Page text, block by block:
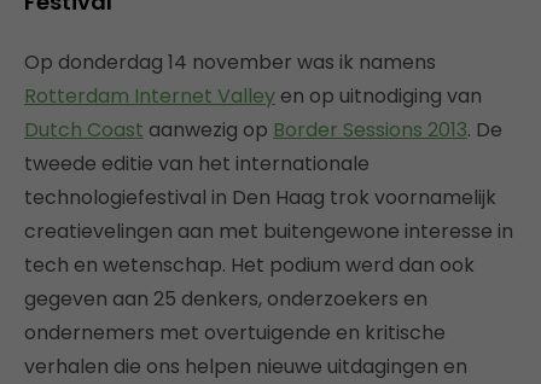
Op donderdag 14 november was ik namens
Rotterdam Internet Valley en op uitnodiging van
Dutch Coast aanwezig op Border Sessions 2013. De
tweede editie van het internationale
technologiefestival in Den Haag trok voornamelijk
creatievelingen aan met buitengewone interesse in
tech en wetenschap. Het podium werd dan ook
gegeven aan 25 denkers, onderzoekers en
ondernemers met overtuigende en kritische
verhalen die ons helpen nieuwe uitdagingen en